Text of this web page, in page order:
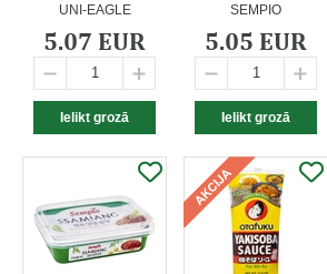
UNI-EAGLE
5.07 EUR
SEMPIO
5.05 EUR